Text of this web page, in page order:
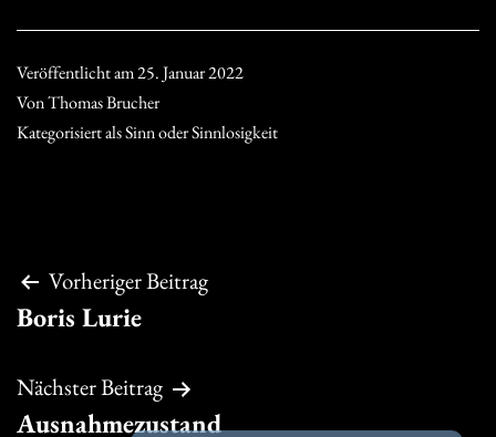
Veröffentlicht am25. Januar 2022
VonThomas Brucher
Kategorisiert alsSinn oder Sinnlosigkeit
Beitragsnavigation
Vorheriger Beitrag
Boris Lurie
Nächster Beitrag
Ausnahmezustand